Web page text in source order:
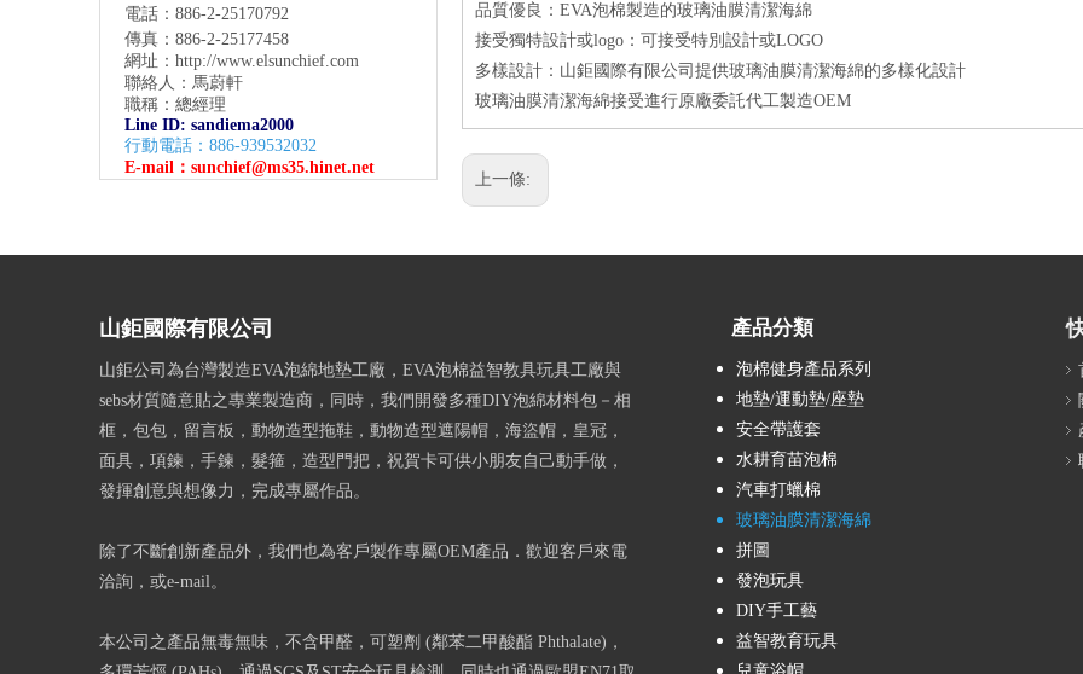
電話：886-2-25170792
傳真：886-2-25177458
網址： http://www.elsunchief.com
聯絡人：馬蔚軒
職稱：總經理
Line ID: sandiema2000
行動電話：886-939532032
E-mail： sunchief@ms35.hinet.net
品質優良：EVA泡棉製造的玻璃油膜清潔海綿
接受獨特設計或logo：可接受特別設計或LOGO
多樣設計：山鉅國際有限公司提供玻璃油膜清潔海綿的多樣化設計
玻璃油膜清潔海綿接受進行原廠委託代工製造OEM
上一條:
山鉅國際有限公司
山鉅公司為台灣製造EVA泡綿地墊工廠，EVA泡棉益智教具玩具工廠與
sebs材質隨意貼之專業製造商，同時，我們開發多種DIY泡綿材料包－相
框，包包，留言板，動物造型拖鞋，動物造型遮陽帽，海盜帽，皇冠，
面具，項鍊，手鍊，髮箍，造型門把，祝賀卡可供小朋友自己動手做，
發揮創意與想像力，完成專屬作品。
除了不斷創新產品外，我們也為客戶製作專屬OEM產品．歡迎客戶來電
洽詢，或e-mail。
本公司之產品無毒無味，不含甲醛，可塑劑 (鄰苯二甲酸酯 Phthalate)，
產品分類
泡棉健身產品系列
地墊/運動墊/座墊
安全帶護套
水耕育苗泡棉
汽車打蠟棉
玻璃油膜清潔海綿
拼圖
發泡玩具
DIY手工藝
益智教育玩具